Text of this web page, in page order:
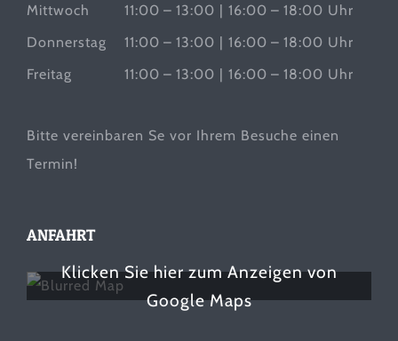
Mittwoch
11:00 – 13:00 | 16:00 – 18:00 Uhr
Donnerstag
11:00 – 13:00 | 16:00 – 18:00 Uhr
Freitag
11:00 – 13:00 | 16:00 – 18:00 Uhr
Bitte vereinbaren Se vor Ihrem Besuche einen
Termin!
ANFAHRT
Klicken Sie hier zum Anzeigen von
Google Maps